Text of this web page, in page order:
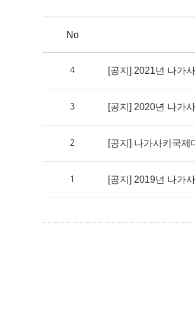
No
4 [공지] 2021년 나가
3 [공지] 2020년 나가
2 [공지] 나가사키국제
1 [공지] 2019년 나가